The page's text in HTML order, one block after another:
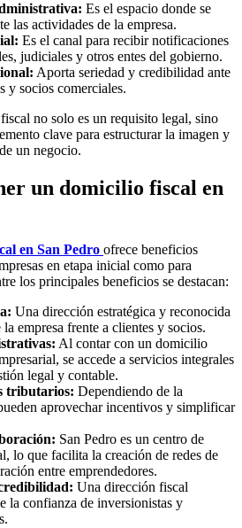
Es el espacio donde se
las actividades de la empresa.
Es el canal para recibir notificaciones
judiciales y otros entes del gobierno.
Aporta seriedad y credibilidad ante
y socios comerciales.
no solo es un requisito legal, sino
clave para estructurar la imagen y
un negocio.
un domicilio fiscal en
en San Pedro ofrece beneficios
en etapa inicial como para
los principales beneficios se destacan:
Una dirección estratégica y reconocida
empresa frente a clientes y socios.
Al contar con un domicilio
se accede a servicios integrales
legal y contable.
tributarios: Dependiendo de la
aprovechar incentivos y simplificar
San Pedro es un centro de
lo que facilita la creación de redes de
entre emprendedores.
Una dirección fiscal
la confianza de inversionistas y